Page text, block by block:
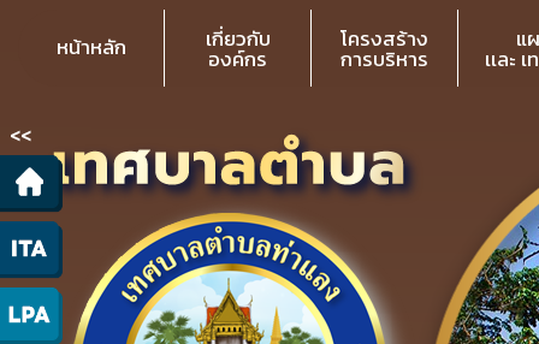
<<
หน้าหลัก เกี่ยวกับ
องค์กร
โครงสร้าง
การบริหาร
แ
เเละ